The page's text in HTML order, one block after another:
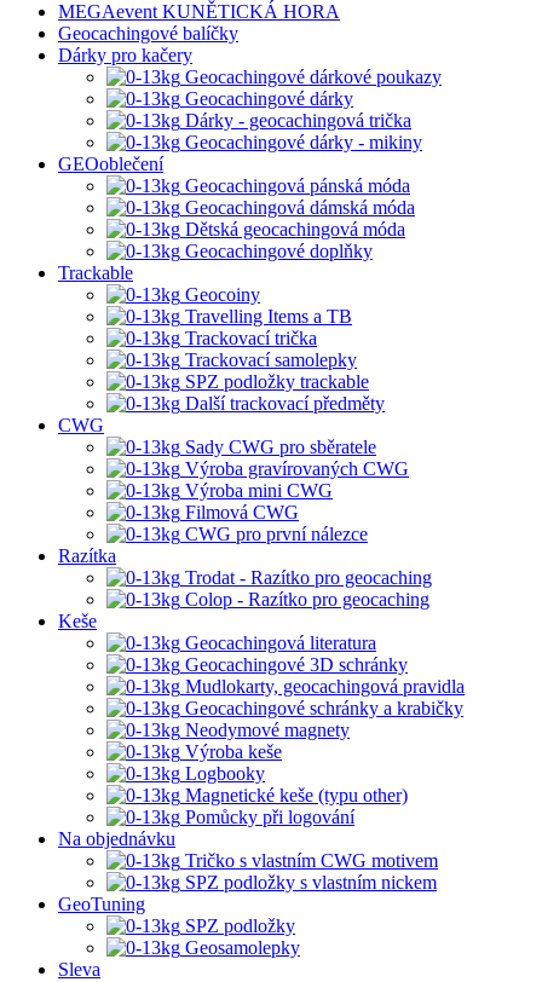
MEGAevent KUNĚTICKÁ HORA
Geocachingové balíčky
Dárky pro kačery
Geocachingové dárkové poukazy
Geocachingové dárky
Dárky - geocachingová trička
Geocachingové dárky - mikiny
GEOoblečení
Geocachingová pánská móda
Geocachingová dámská móda
Dětská geocachingová móda
Geocachingové doplňky
Trackable
Geocoiny
Travelling Items a TB
Trackovací trička
Trackovací samolepky
SPZ podložky trackable
Další trackovací předměty
CWG
Sady CWG pro sběratele
Výroba gravírovaných CWG
Výroba mini CWG
Filmová CWG
CWG pro první nálezce
Razítka
Trodat - Razítko pro geocaching
Colop - Razítko pro geocaching
Keše
Geocachingová literatura
Geocachingové 3D schránky
Mudlokarty, geocachingová pravidla
Geocachingové schránky a krabičky
Neodymové magnety
Výroba keše
Logbooky
Magnetické keše (typu other)
Pomůcky při logování
Na objednávku
Tričko s vlastním CWG motivem
SPZ podložky s vlastním nickem
GeoTuning
SPZ podložky
Geosamolepky
Sleva